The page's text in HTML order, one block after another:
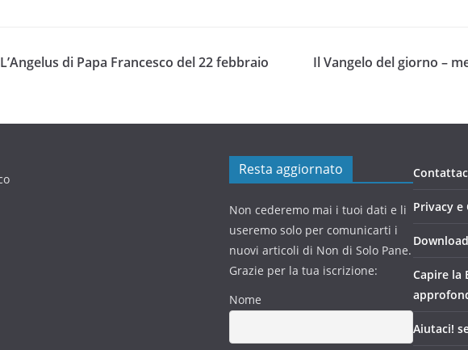
L’Angelus di Papa Francesco del 22 febbraio Il Vangelo del giorno –
Resta aggiornato
Non cederemo mai i tuoi dati e li
useremo solo per comunicarti i
nuovi articoli di Non di Solo Pane.
Grazie per la tua iscrizione:
Nome
Privacy e
Capire la
Aiutaci!